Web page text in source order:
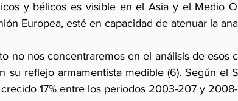
y bélicos es visible en el Asia y el Medio
Europea, esté en capacidad de atenuar la
no nos concentraremos en el análisis de esos
su reflejo armamentista medible (6). Según el
17% entre los períodos 2003-207 y